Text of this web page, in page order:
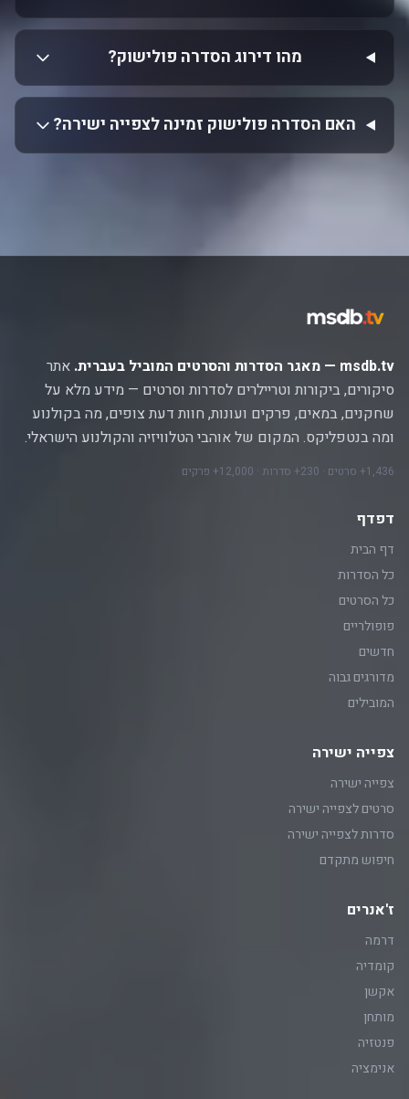
מהו דירוג הסדרה פולישוק?
האם הסדרה פולישוק זמינה לצפייה ישירה?
msdb.tv — מאגר הסדרות והסרטים המוביל בעברית.
אתר
סיקורים, ביקורות וטריילרים לסדרות וסרטים — מידע מלא על
שחקנים, במאים, פרקים ועונות, חוות דעת צופים, מה בקולנוע
ומה בנטפליקס. המקום של אוהבי הטלוויזיה והקולנוע הישראלי.
1,436+ סרטים · 230+ סדרות · 12,000+ פרקים
דפדף
דף הבית
כל הסדרות
כל הסרטים
פופולריים
חדשים
מדורגים גבוה
המובילים
צפייה ישירה
צפייה ישירה
סרטים לצפייה ישירה
סדרות לצפייה ישירה
חיפוש מתקדם
ז'אנרים
דרמה
קומדיה
אקשן
מותחן
פנטזיה
אנימציה